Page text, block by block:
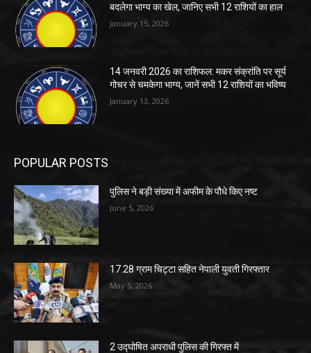
बदलेगा भाग्य का खेल, जानिए सभी 12 राशियों का हाल
January 15, 2026
14 जनवरी 2026 का राशिफल: मकर संक्रांति पर सूर्य
गोचर से चमकेगा भाग्य, जानें सभी 12 राशियों का भविष्य
January 13, 2026
POPULAR POSTS
पुलिस ने बड़ी संख्या में अफीम के पौधे किए नष्ट
June 5, 2026
17.28 ग्राम चिट्टा सहित नेपाली युवती गिरफ्तार
May 5, 2026
2 उद्घोषित अपराधी पुलिस की गिरफ्त में